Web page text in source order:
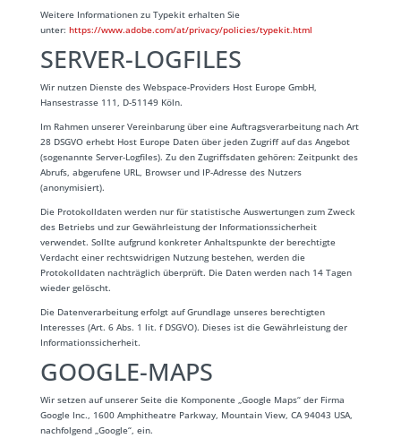
Weitere Informationen zu Typekit erhalten Sie
unter: https://www.adobe.com/at/privacy/policies/typekit.html
SERVER-LOGFILES
Wir nutzen Dienste des Webspace-Providers Host Europe GmbH,
Hansestrasse 111, D-51149 Köln.
Im Rahmen unserer Vereinbarung über eine Auftragsverarbeitung nach Art
28 DSGVO erhebt Host Europe Daten über jeden Zugriff auf das Angebot
(sogenannte Server-Logfiles). Zu den Zugriffsdaten gehören: Zeitpunkt des
Abrufs, abgerufene URL, Browser und IP-Adresse des Nutzers
(anonymisiert).
Die Protokolldaten werden nur für statistische Auswertungen zum Zweck
des Betriebs und zur Gewährleistung der Informationssicherheit
verwendet. Sollte aufgrund konkreter Anhaltspunkte der berechtigte
Verdacht einer rechtswidrigen Nutzung bestehen, werden die
Protokolldaten nachträglich überprüft. Die Daten werden nach 14 Tagen
wieder gelöscht.
Die Datenverarbeitung erfolgt auf Grundlage unseres berechtigten
Interesses (Art. 6 Abs. 1 lit. f DSGVO). Dieses ist die Gewährleistung der
Informationssicherheit.
GOOGLE-MAPS
Wir setzen auf unserer Seite die Komponente „Google Maps“ der Firma
Google Inc., 1600 Amphitheatre Parkway, Mountain View, CA 94043 USA,
nachfolgend „Google“, ein.